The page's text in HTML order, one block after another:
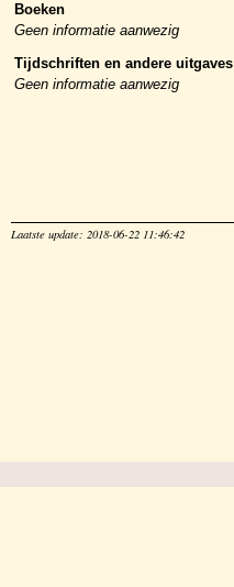
Boeken
Geen informatie aanwezig
Tijdschriften en andere uitgaves
Geen informatie aanwezig
Laatste update: 2018-06-22 11:46:42